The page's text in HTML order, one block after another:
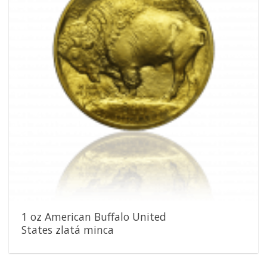
1 oz American Buffalo United
States zlatá minca